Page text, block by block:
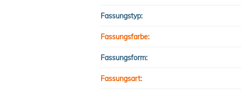
Fassungstyp:
Fassungsfarbe:
Fassungsform:
Fassungsart: